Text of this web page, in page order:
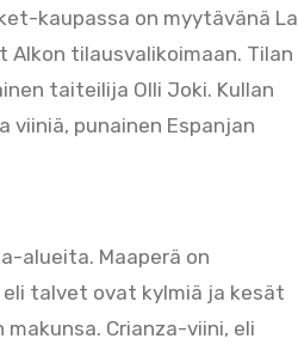
kaupassa on myytävänä La
tilausvalikoimaan. Tilan
taiteilija Olli Joki. Kullan
viiniä, punainen Espanjan
alueita. Maaperä on
talvet ovat kylmiä ja kesät
Crianza-viini, eli